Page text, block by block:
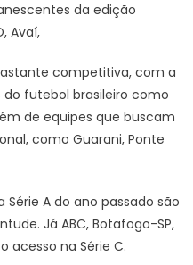
da edição
Avaí,
competitiva, com a
futebol brasileiro como
de equipes que buscam
como Guarani, Ponte
A do ano passado são
Já ABC, Botafogo-SP,
acesso na Série C.